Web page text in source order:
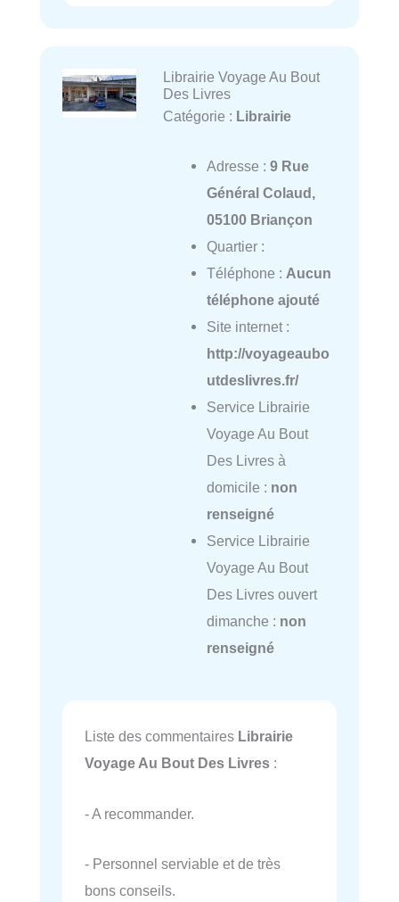
Librairie Voyage Au Bout
Des Livres
Catégorie : Librairie
Adresse : 9 Rue
Général Colaud,
05100 Briançon
Quartier :
Téléphone : Aucun
téléphone ajouté
Site internet :
http://voyageaubo
utdeslivres.fr/
Service Librairie
Voyage Au Bout
Des Livres à
domicile : non
renseigné
Service Librairie
Voyage Au Bout
Des Livres ouvert
dimanche : non
renseigné
Liste des commentaires Librairie
Voyage Au Bout Des Livres :
- A recommander.
- Personnel serviable et de très
bons conseils.